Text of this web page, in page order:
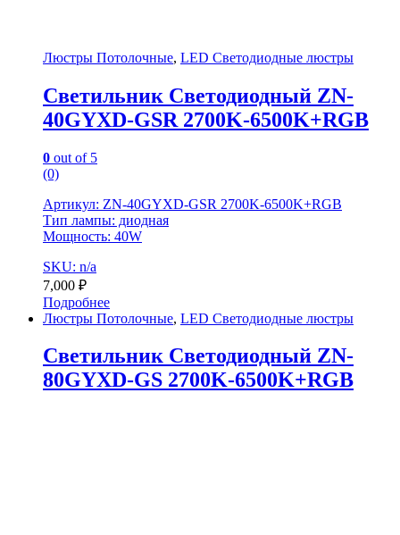
Люстры Потолочные, LED Светодиодные люстры
Светильник Светодиодный ZN-
40GYXD-GSR 2700K-6500K+RGB
0 out of 5
(0)
Артикул: ZN-40GYXD-GSR 2700K-6500K+RGB
Тип лампы: диодная
Мощность: 40W
SKU: n/a
7,000 ₽
Подробнее
Люстры Потолочные, LED Светодиодные люстры
Светильник Светодиодный ZN-
80GYXD-GS 2700K-6500K+RGB